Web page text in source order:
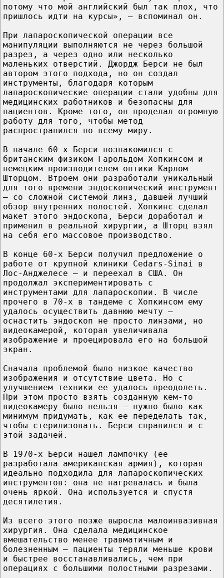
потому что мой английский был так плох, что
пришлось идти на курсы», – вспоминал он.
При лапароскопической операции все
манипуляции выполняются не через большой
разрез, а через одно или несколько
маленьких отверстий. Джордж Берси не был
автором этого подхода, но он создал
инструменты, благодаря которым
лапароскопические операции стали удобны для
медицинских работников и безопасны для
пациентов. Кроме того, он проделал огромную
работу для того, чтобы метод
распространился по всему миру.
В начале 60-х Берси познакомился с
британским физиком Гарольдом Хопкинсом и
немецким производителем оптики Карлом
Шторцом. Втроем они разработали уникальный
для того времени эндоскопический инструмент
– со сложной системой линз, давшей лучший
обзор внутренних полостей. Хопкинс сделал
макет этого эндоскопа, Берси доработал и
применил в реальной хирургии, а Шторц взял
на себя его массовое производство.
В конце 60-х Берси получил предложение о
работе от крупной клиники Cedars-Sinai в
Лос-Анджелесе – и переехал в США. Он
продолжал экспериментировать с
инструментами для лапароскопии. В числе
прочего в 70-х в тандеме с Хопкинсом ему
удалось осуществить давнюю мечту –
оснастить эндоскоп не просто линзами, но
видеокамерой, которая увеличивала
изображение и проецировала его на большой
экран.
Сначала проблемой было низкое качество
изображения и отсутствие цвета. Но с
улучшением техники ее удалось преодолеть.
При этом просто взять созданную кем-то
видеокамеру было нельзя — нужно было как
минимум придумать, как ее переделать так,
чтобы стерилизовать. Берси справился и с
этой задачей.
В 1970-х Берси нашел лампочку (ее
разработала американская армия), которая
идеально подходила для лапароскопических
инструментов: она не нагревалась и была
очень яркой. Она используется и спустя
десятилетия.
Из всего этого позже выросла малоинвазивная
хирургия. Она сделала медицинское
вмешательство менее травматичным и
болезненным – пациенты теряли меньше крови
и быстрее восстанавливались, чем при
операциях с большими полостными разрезами.